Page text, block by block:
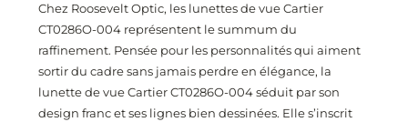
Chez Roosevelt Optic, les lunettes de vue Cartier
CT0286O-004 représentent le summum du
raffinement. Pensée pour les personnalités qui aiment
sortir du cadre sans jamais perdre en élégance, la
lunette de vue Cartier CT0286O-004 séduit par son
design franc et ses lignes bien dessinées. Elle s’inscrit